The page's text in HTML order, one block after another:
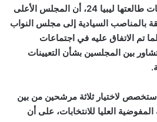
وأوضح الشعاب، في تصريحات طالعتها ليبيا 24، أن المجلس الأعلى
بالمناصب السيادية إلى مجلس النواب
لما تم الاتفاق عليه في اجتماعات
بين المجلسين بشأن التعيينات
ستخصص لاختيار ثلاثة مرشحين من بين
العليا للانتخابات، على أن